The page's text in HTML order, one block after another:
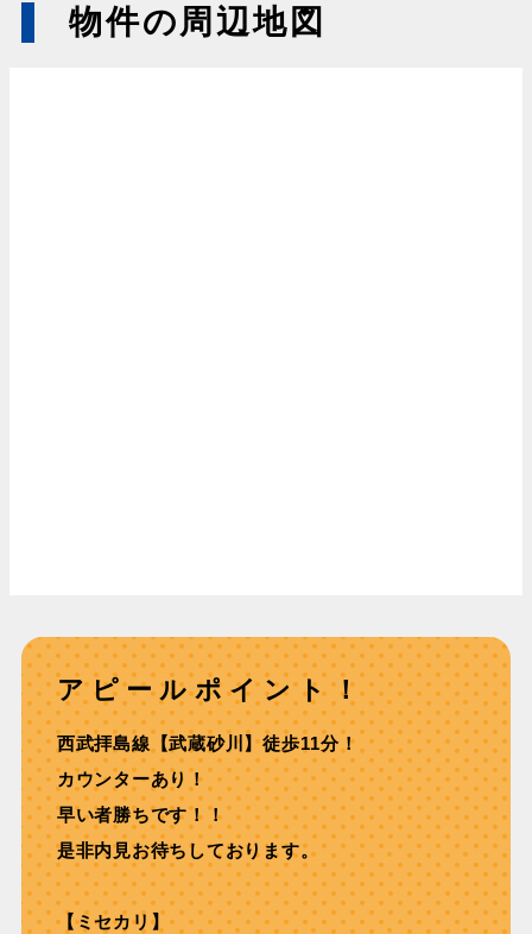
物件の周辺地図
アピールポイント！
⻄武拝島線【武蔵砂川】徒歩11分！
カウンターあり！
早い者勝ちです！！
是非内見お待ちしております。
【ミセカリ】